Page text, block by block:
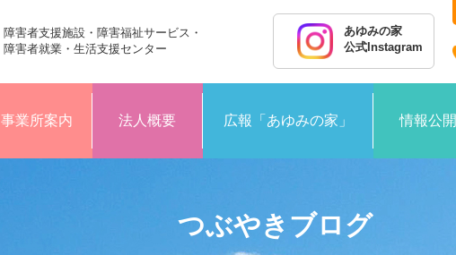
障害者支援施設・障害福祉サービス・
障害者就業・生活支援センター
あゆみの家
公式Instagram
事業所案内 法人概要 広報「あゆみの家」 情報公開
つぶやきブログ